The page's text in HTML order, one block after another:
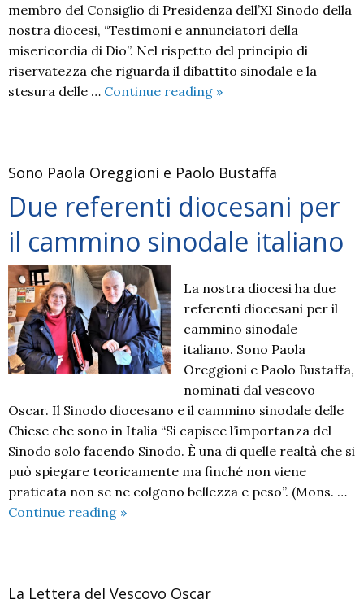
membro del Consiglio di Presidenza dell’XI Sinodo della
nostra diocesi, “Testimoni e annunciatori della
misericordia di Dio”. Nel rispetto del principio di
riservatezza che riguarda il dibattito sinodale e la
stesura delle … Continue reading AFFRESCHI
»
Sono Paola Oreggioni e Paolo Bustaffa
Due referenti diocesani per
il cammino sinodale italiano
La nostra diocesi ha due
referenti diocesani per il
cammino sinodale
italiano. Sono Paola
Oreggioni e Paolo Bustaffa,
nominati dal vescovo
Oscar. Il Sinodo diocesano e il cammino sinodale delle
Chiese che sono in Italia “Si capisce l’importanza del
Sinodo solo facendo Sinodo. È una di quelle realtà che si
può spiegare teoricamente ma finché non viene
praticata non se ne colgono bellezza e peso”. (Mons. …
Continue reading Due
il
»
La Lettera del Vescovo Oscar